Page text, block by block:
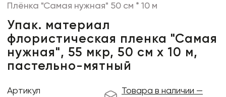
Коробки для цветов
Декор для дома
Лента
Товары для флористов
Искусственные цветы и растения
Плёнка "Самая нужная" 50 см * 10 м
Упак. материал
флористическая пленка "Самая
нужная", 55 мкр, 50 см х 10 м,
пастельно-мятный
Артикул
Товара в наличии —